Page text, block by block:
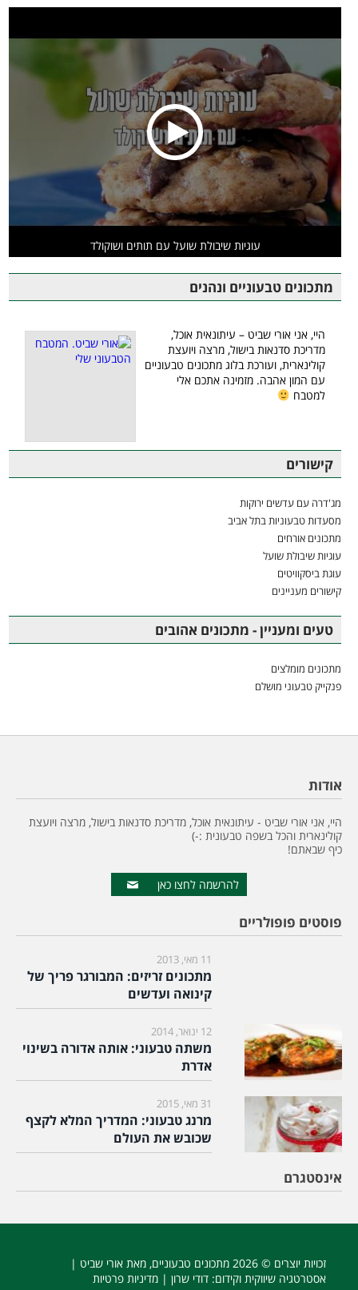
עוגיות שיבולת שועל עם תותים ושוקולד
מתכונים טבעוניים ונהנים
היי, אני אורי שביט – עיתונאית אוכל,
מדריכת סדנאות בישול, מרצה ויועצת
קולינארית, ועורכת בלוג מתכונים טבעוניים
עם המון אהבה. מזמינה אתכם אלי
למטבח
קישורים
מג'דרה עם עדשים ירוקות
מסעדות טבעוניות בתל אביב
מתכונים אורחים
עוגיות שיבולת שועל
עוגת ביסקוויטים
קישורים מעניינים
טעים ומעניין - מתכונים אהובים
מתכונים מומלצים
פנקייק טבעוני מושלם
אודות
היי, אני אורי שביט - עיתונאית אוכל, מדריכת סדנאות בישול, מרצה ויועצת
קולינארית והכל בשפה טבעונית :-)
כיף שבאתם!
להרשמה לחצו כאן
פוסטים פופולריים
11 מאי, 2013
מתכונים זריזים: המבורגר פריך של
קינואה ועדשים
12 ינואר, 2014
משתה טבעוני: אותה אדורה בשינוי
אדרת
31 מאי, 2015
מרנג טבעוני: המדריך המלא לקצף
שכובש את העולם
אינסטגרם
זכויות יוצרים © 2026 מתכונים טבעוניים, מאת אורי שביט |
אסטרטגיה שיווקית וקידום: דודי שרון | מדיניות פרטיות